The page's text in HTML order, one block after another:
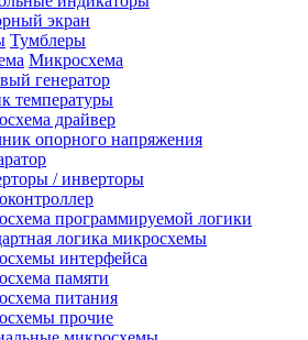
экран
Тумблеры
Микросхема
генератор
температуры
драйвер
опорного напряжения
/ инверторы
программируемой логики
логика микросхемы
интерфейса
памяти
питания
прочие